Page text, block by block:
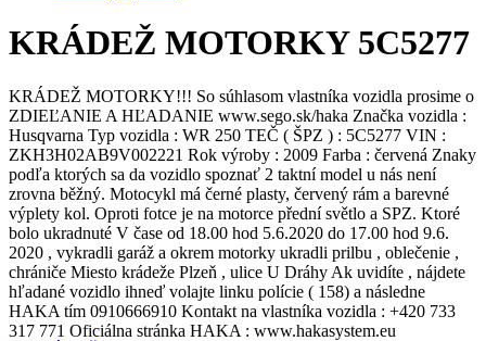
KRÁDEŽ MOTORKY 5C5277
KRÁDEŽ MOTORKY!!! So súhlasom vlastníka vozidla prosime o
ZDIEĽANIE A HĽADANIE www.sego.sk/haka Značka vozidla :
Husqvarna Typ vozidla : WR 250 TEČ ( ŠPZ ) : 5C5277 VIN :
ZKH3H02AB9V002221 Rok výroby : 2009 Farba : červená Znaky
podľa ktorých sa da vozidlo spoznať 2 taktní model u nás není
zrovna běžný. Motocykl má černé plasty, červený rám a barevné
výplety kol. Oproti fotce je na motorce přední světlo a SPZ. Ktoré
bolo ukradnuté V čase od 18.00 hod 5.6.2020 do 17.00 hod 9.6.
2020 , vykradli garáž a okrem motorky ukradli prilbu , oblečenie ,
chrániče Miesto krádeže Plzeň , ulice U Dráhy Ak uvidíte , nájdete
hľadané vozidlo ihneď volajte linku polície ( 158) a následne
HAKA tím 0910666910 Kontakt na vlastníka vozidla : +420 733
317 771 Oficiálna stránka HAKA : www.hakasystem.eu